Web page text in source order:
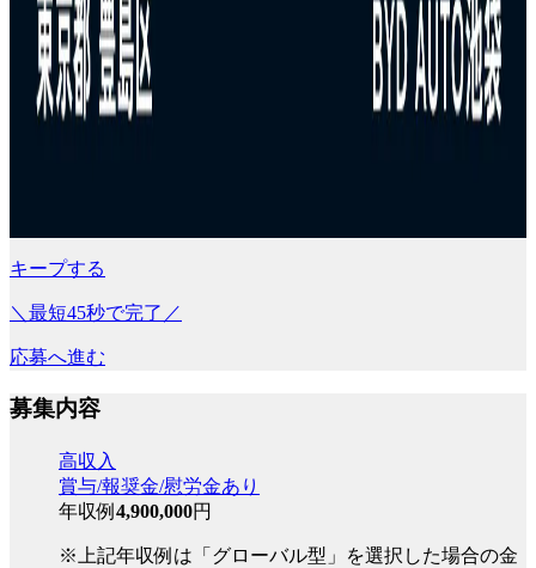
キープする
＼最短45秒で完了／
応募へ進む
募集内容
高収入
賞与/報奨金/慰労金あり
年収例 4,900,000円
※上記年収例は「グローバル型」を選択した場合の金